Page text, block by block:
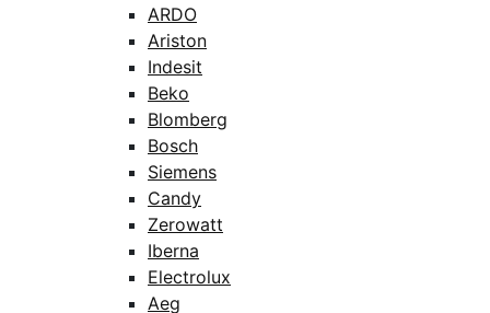
ARDO
Ariston
Indesit
Beko
Blomberg
Bosch
Siemens
Candy
Zerowatt
Iberna
Electrolux
Aeg